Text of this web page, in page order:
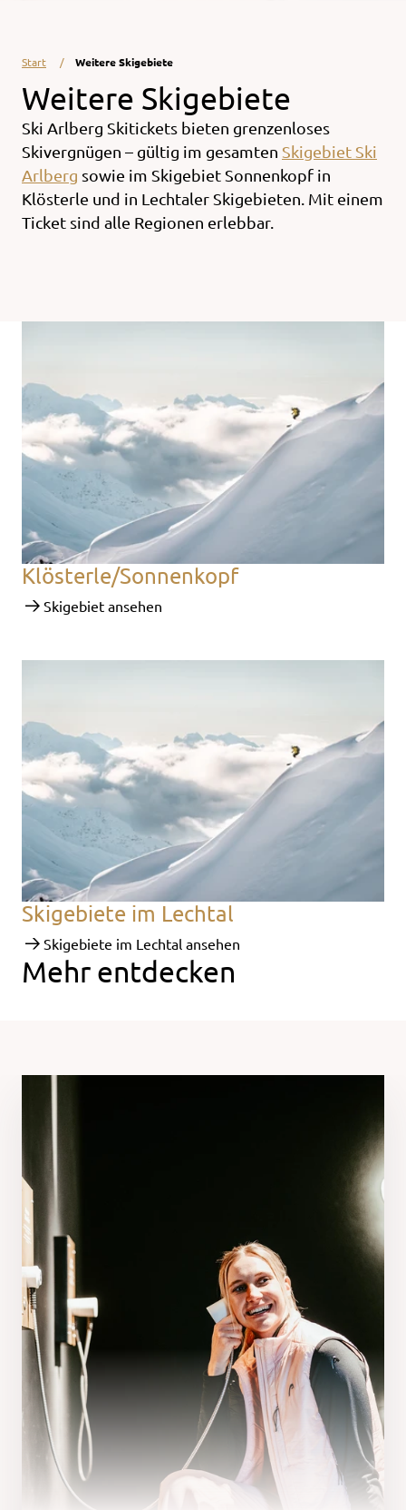
Start Weitere Skigebiete
Weitere Skigebiete
Ski Arlberg Skitickets bieten grenzenloses
Skivergnügen – gültig im gesamten Skigebiet Ski
Arlberg sowie im Skigebiet Sonnenkopf in
Klösterle und in Lechtaler Skigebieten. Mit einem
Ticket sind alle Regionen erlebbar.
Klösterle/Sonnenkopf
Skigebiet ansehen
Skigebiete im Lechtal
Skigebiete im Lechtal ansehen
Mehr entdecken